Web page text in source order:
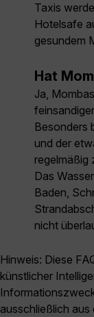
Taxis
Hotelsafe
gesundem
Hat
Ja,
Besonders
und der
regelmäßig
Das
Baden,
nicht
Hinweis: Diese
künstlicher
ausschließlich